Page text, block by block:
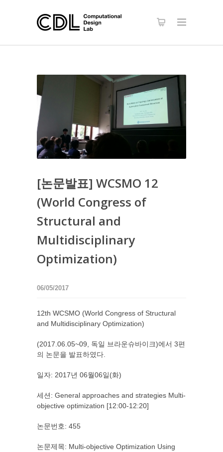
[논문발표] WCSMO 12
(World Congress of
Structural and
Multidisciplinary
Optimization)
06/05/2017
12th WCSMO (World Congress of Structural
and Multidisciplinary Optimization)
(2017.06.05~09, 독일 브라운슈바이크)에서 3편
의 논문을 발표하였다.
일자: 2017년 06월06일(화)
세션: General approaches and strategies Multi-
objective optimization [12:00-12:20]
논문번호: 455
논문제목: Multi-objective Optimization Using